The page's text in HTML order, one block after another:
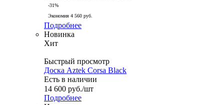
-31%
Экономия 4 560 руб.
Подробнее
Новинка
Хит
Быстрый просмотр
Доска Aztek Corsa Black
Есть в наличии
14 600 руб./шт
Подробнее